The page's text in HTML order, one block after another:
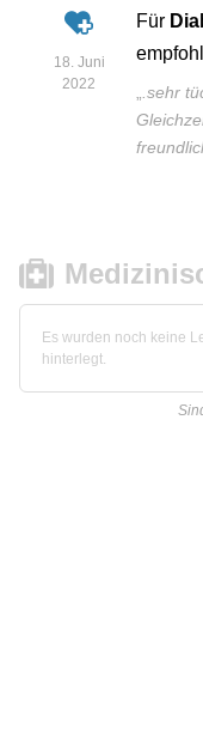
18. Juni
2022
Für
„.sehr
Es wurden noch keine
hinterlegt.